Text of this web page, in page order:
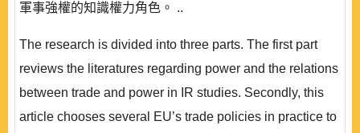
軍事強權的知識權力角色。 ..
The research is divided into three parts. The first part
reviews the literatures regarding power and the relations
between trade and power in IR studies. Secondly, this
article chooses several EU’s trade policies in practice to